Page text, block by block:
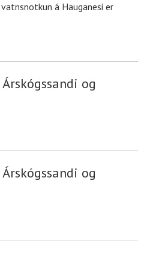
á Hauganesi er
og
og